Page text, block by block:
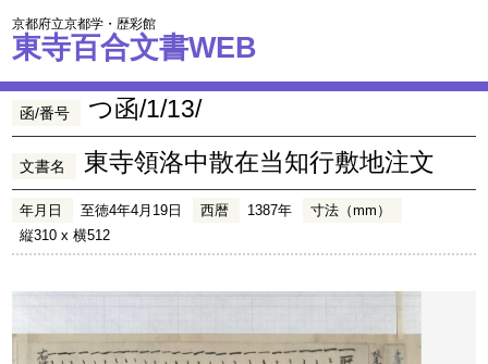
京都府立京都学・歴彩館
東寺百合文書WEB
函/番号 つ函/1/13/
文書名 東寺領洛中散在当知行敷地注文
年月日 至徳4年4月19日 西暦 1387年
寸法（mm）
縦310 x 横512